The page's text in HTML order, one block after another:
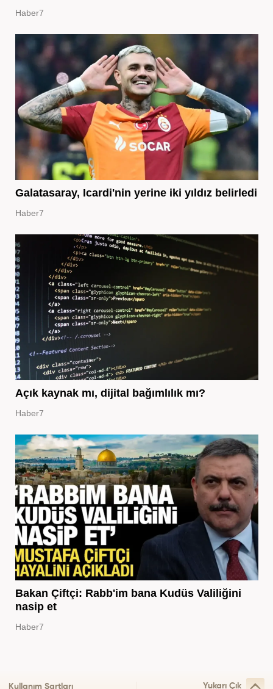
Haber7
Galatasaray, Icardi'nin yerine iki yıldız belirledi
Haber7
Açık kaynak mı, dijital bağımlılık mı?
Haber7
Bakan Çiftçi: Rabb'im bana Kudüs Valiliğini
nasip et
Haber7
Kullanım Şartları Yukarı Çık